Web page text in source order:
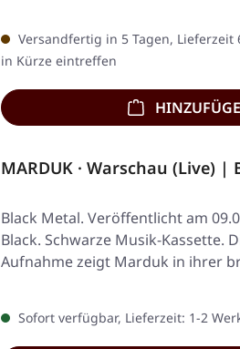
Versandfertig in 5 Tagen, Lieferzeit
in Kürze eintreffen
MARDUK · Warschau (Live) |
Black Metal. Veröffentlicht am
Black. Schwarze Musik-Kassette.
Aufnahme zeigt Marduk in ihrer
Sofort verfügbar, Lieferzeit: 1-2